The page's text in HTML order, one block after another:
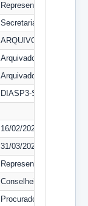
Representação
Secretaria de Estado
ARQUIVO CENTRAL -
Arquivado
Arquivado
DIASP3-SEASP
16/02/2023
31/03/2020
Representação nº 2/
Conselheiro Manoel
Procurador Marcos